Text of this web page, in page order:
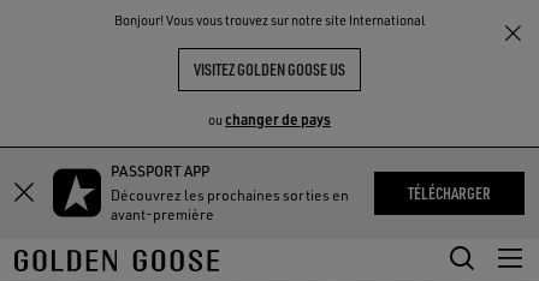
Bonjour! Vous vous trouvez sur notre site International
VISITEZ GOLDEN GOOSE US
ou changer de pays
Aller
au
principal
Aller
au
du
PASSPORT APP
Découvrez les prochaines sorties en
avant-première
TÉLÉCHARGER
THE
COMMUNITY